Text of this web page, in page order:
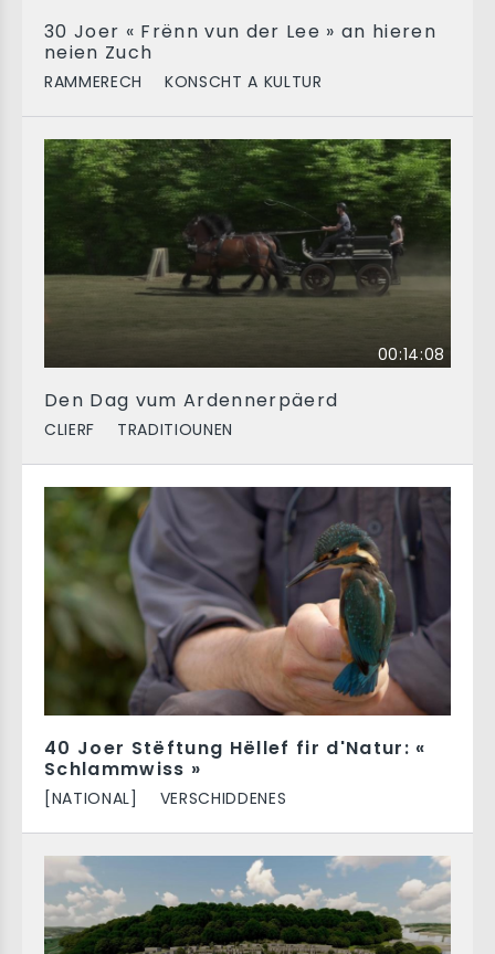
30 Joer « Frënn vun der Lee » an hieren
neien Zuch
RAMMERECH KONSCHT A KULTUR
00:14:08
Den Dag vum Ardennerpäerd
CLIERF TRADITIOUNEN
40 Joer Stëftung Hëllef fir d'Natur: «
Schlammwiss »
[NATIONAL] VERSCHIDDENES